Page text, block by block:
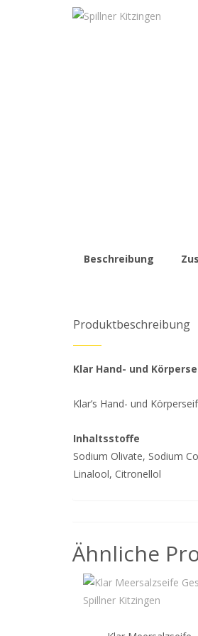
Beschreibung
Produktbeschreibung
Klar Hand- und
Klar’s Hand- und
Inhaltsstoffe
Sodium Olivate, Sodium
Linalool, Citronellol
Ähnliche